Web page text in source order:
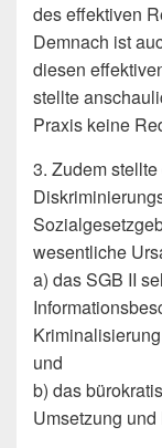
des effektiven
Demnach ist
diesen
stellte
Praxis keine
3. Zudem
wesentliche
a) das SGB II
und
b) das
Umsetzung